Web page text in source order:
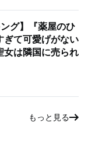
グ】『薬屋のひ
ぎて可愛げがない
女は隣国に売られ
もっと見る